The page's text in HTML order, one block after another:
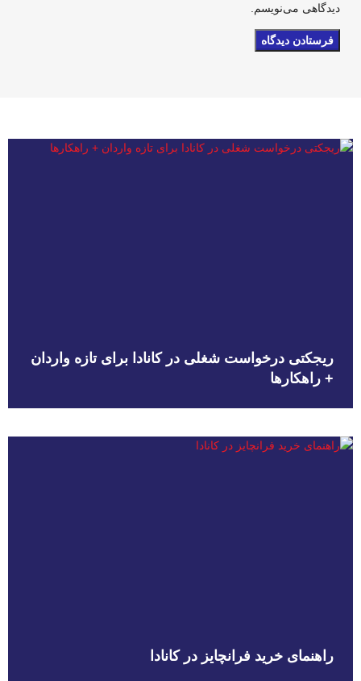
دیدگاهی می‌نویسم.
ریجکتی درخواست شغلی در کانادا برای تازه واردان
+ راهکارها
راهنمای خرید فرانچایز در کانادا